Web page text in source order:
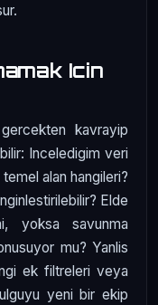
Icin
kavrayip
Inceledigim veri
alan hangileri?
Elde
yoksa savunma
mu? Yanlis
ek filtreleri veya
yeni bir ekip